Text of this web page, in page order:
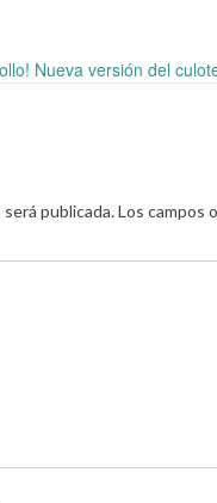
Nueva versión del
publicada.Los campos